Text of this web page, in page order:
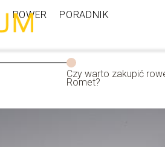
ROWER PORADNIK
Czy warto zakupić
Romet?